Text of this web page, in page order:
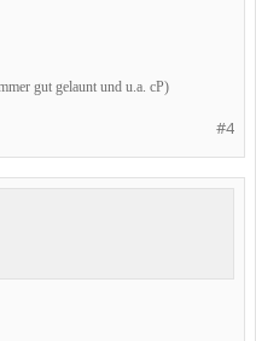
gut gelaunt und u.a. cP)
#4